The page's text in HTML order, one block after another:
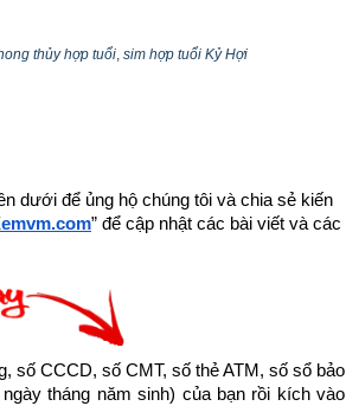
thủy hợp tuổi, sim hợp tuổi Kỷ Hợi
dưới để ủng hộ chúng tôi và chia sẻ kiến
” để cập nhật các bài viết và các
số CCCD, số CMT, số thẻ ATM, số sổ bảo
tháng năm sinh) của bạn rồi kích vào